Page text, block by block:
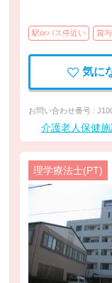
駅orバス停近い 賞
気に
お問い合わせ番号 :
介護老人保健
理学療法士(PT)